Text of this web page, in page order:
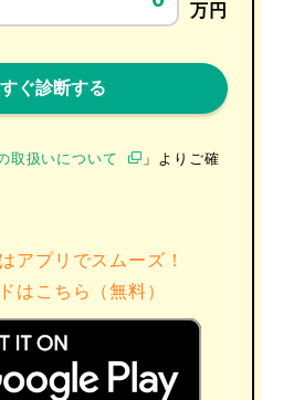
万円
ぐ診断する
取扱いについて
」よりご確
アプリでスムーズ！
はこちら（無料）